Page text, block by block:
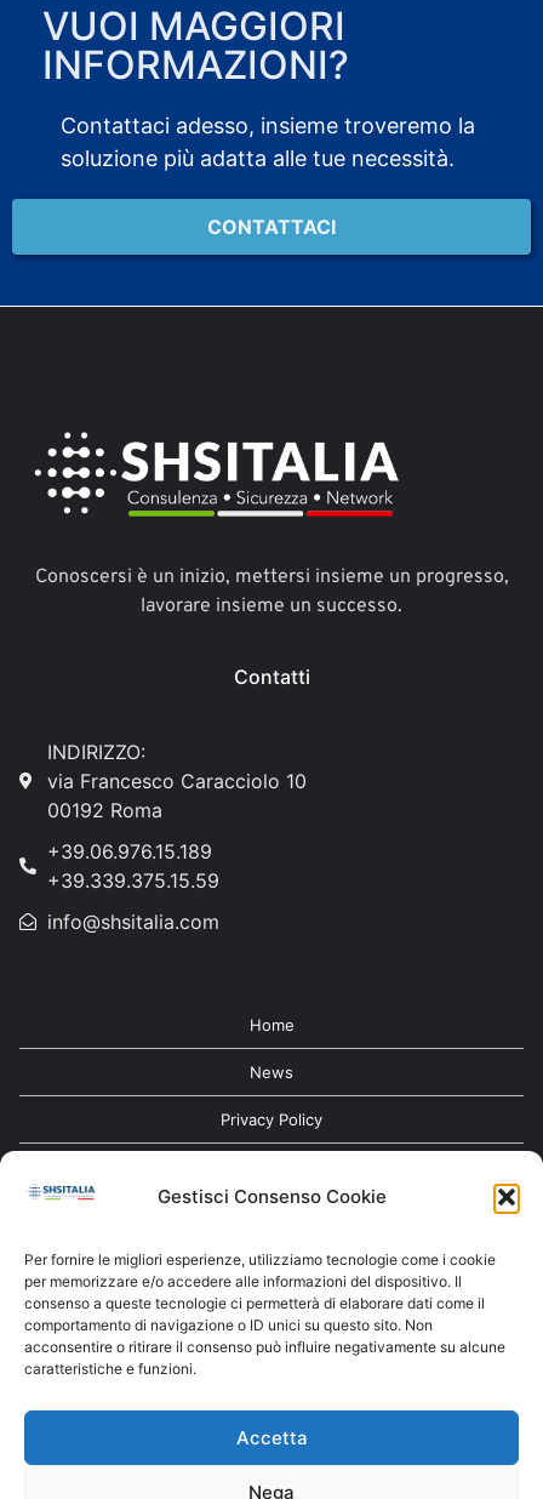
Gestisci Consenso Cookie
Per fornire le migliori esperienze, utilizziamo tecnologie come i cookie
per memorizzare e/o accedere alle informazioni del dispositivo. Il
consenso a queste tecnologie ci permetterà di elaborare dati come il
comportamento di navigazione o ID unici su questo sito. Non
acconsentire o ritirare il consenso può influire negativamente su alcune
caratteristiche e funzioni.
Accetta
Nega
VUOI MAGGIORI
INFORMAZIONI?
Contattaci adesso, insieme troveremo la
soluzione più adatta alle tue necessità.
CONTATTACI
Conoscersi è un inizio, mettersi insieme un progresso,
lavorare insieme un successo.
Contatti
INDIRIZZO:
via Francesco Caracciolo 10
00192 Roma
+39.06.976.15.189
+39.339.375.15.59
info@shsitalia.com
Home
News
Privacy Policy
Iscriviti alla nostra newsletter